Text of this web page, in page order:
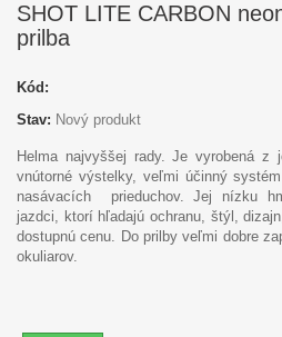
SHOT LITE CARBON
prilba
Kód:
Stav: Nový produkt
Helma najvyššej rady. Je vyrobená z
vnútorné výstelky, veľmi účinný
nasávacích prieduchov. Jej nízku
jazdci, ktorí hľadajú ochranu, štýl,
dostupnú cenu. Do prilby veľmi dobre
okuliarov.